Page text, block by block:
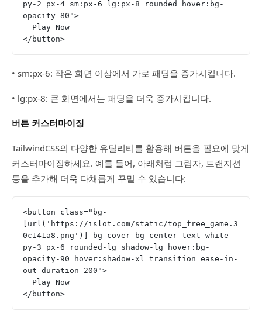
py-2 px-4 sm:px-6 lg:px-8 rounded hover:bg-
opacity-80">
  Play Now
</button>
• sm:px-6: 작은 화면 이상에서 가로 패딩을 증가시킵니다.
• lg:px-8: 큰 화면에서는 패딩을 더욱 증가시킵니다.
버튼 커스터마이징
TailwindCSS의 다양한 유틸리티를 활용해 버튼을 필요에 맞게
커스터마이징하세요. 예를 들어, 아래처럼 그림자, 트랜지션
등을 추가해 더욱 다채롭게 꾸밀 수 있습니다:
<button class="bg-
[url('https://islot.com/static/top_free_game.3
0c141a8.png')] bg-cover bg-center text-white
py-3 px-6 rounded-lg shadow-lg hover:bg-
opacity-90 hover:shadow-xl transition ease-in-
out duration-200">
  Play Now
</button>